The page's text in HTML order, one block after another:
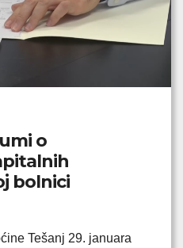
o
bolnici
Tešanj 29. januara